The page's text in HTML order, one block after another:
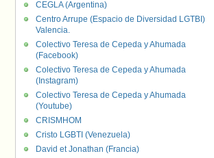
CEGLA (Argentina)
Centro Arrupe (Espacio de Diversidad LGTBI)
Valencia.
Colectivo Teresa de Cepeda y Ahumada
(Facebook)
Colectivo Teresa de Cepeda y Ahumada
(Instagram)
Colectivo Teresa de Cepeda y Ahumada
(Youtube)
CRISMHOM
Cristo LGBTI (Venezuela)
David et Jonathan (Francia)